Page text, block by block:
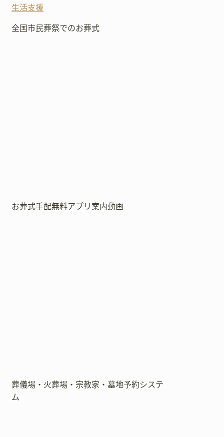
生活支援
全国市民葬祭でのお葬式
お葬式手配無料アプリ案内動画
葬儀場・火葬場・宗教家・墓地予約システ
ム